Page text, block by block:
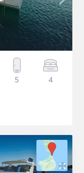
5 4